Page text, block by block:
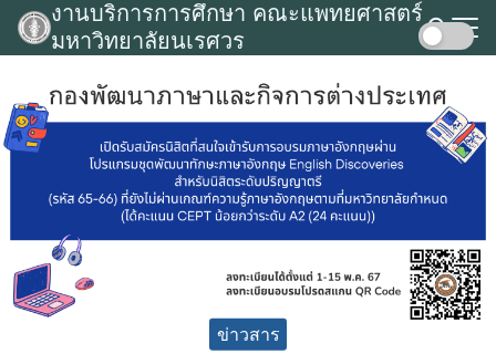
Skip
งานบริการการศึกษา คณะแพทยศาสตร์
มหาวิทยาลัยนเรศวร
ข่าวสาร